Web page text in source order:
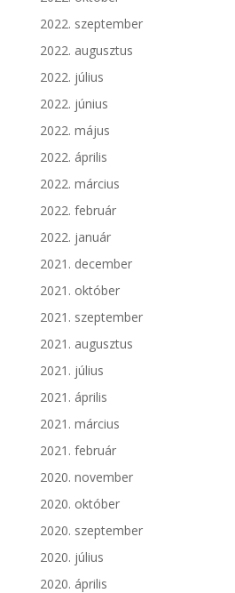
2022. szeptember
2022. augusztus
2022. július
2022. június
2022. május
2022. április
2022. március
2022. február
2022. január
2021. december
2021. október
2021. szeptember
2021. augusztus
2021. július
2021. április
2021. március
2021. február
2020. november
2020. október
2020. szeptember
2020. július
2020. április